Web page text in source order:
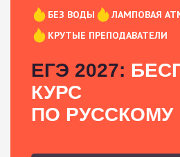
БЕЗ ВОДЫ
ЛАМПОВАЯ
КРУТЫЕ ПРЕПОДАВАТЕЛИ
ЕГЭ 2027:
КУРС
ПО РУССКОМУ